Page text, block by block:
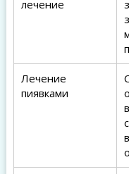
лечение
Лечение
пиявками